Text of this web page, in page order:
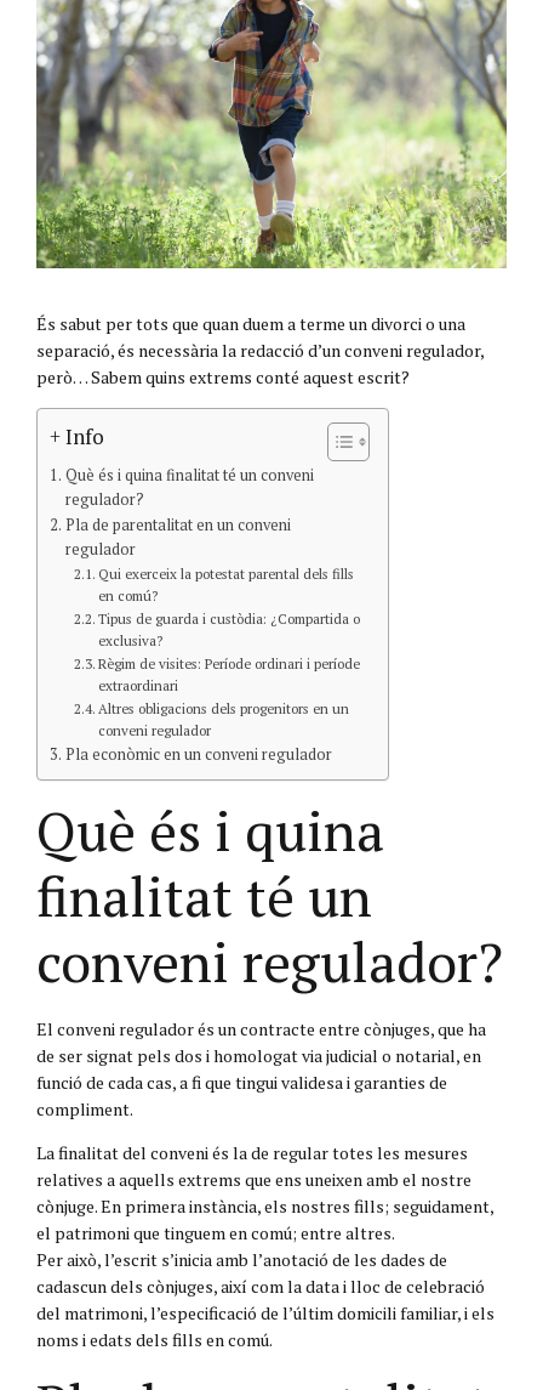
És sabut per tots que quan duem a terme un divorci o una
separació, és necessària la redacció d’un conveni regulador,
però… Sabem quins extrems conté aquest escrit?
+ Info
Què és i quina finalitat té un conveni
regulador?
Pla de parentalitat en un conveni
regulador
Qui exerceix la potestat parental dels fills
en comú?
Tipus de guarda i custòdia: ¿Compartida o
exclusiva?
Règim de visites: Període ordinari i període
extraordinari
Altres obligacions dels progenitors en un
conveni regulador
Pla econòmic en un conveni regulador
Què és i quina
finalitat té un
conveni regulador?
El conveni regulador és un contracte entre cònjuges, que ha
de ser signat pels dos i homologat via judicial o notarial, en
funció de cada cas, a fi que tingui validesa i garanties de
compliment.
La finalitat del conveni és la de regular totes les mesures
relatives a aquells extrems que ens uneixen amb el nostre
cònjuge. En primera instància, els nostres fills; seguidament,
el patrimoni que tinguem en comú; entre altres.
Per això, l’escrit s’inicia amb l’anotació de les dades de
cadascun dels cònjuges, així com la data i lloc de celebració
del matrimoni, l’especificació de l’últim domicili familiar, i els
noms i edats dels fills en comú.